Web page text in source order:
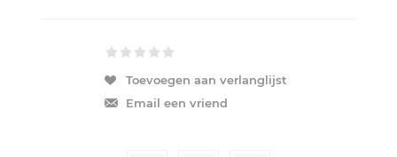
Toevoegen aan verlanglijst
Email een vriend